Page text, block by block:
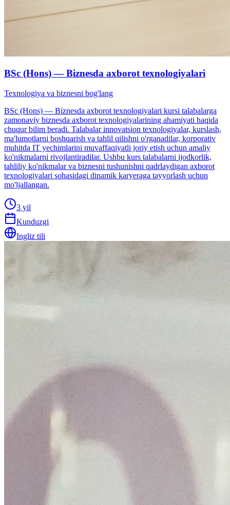
BSc (Hons) — Biznesda axborot texnologiyalari
Texnologiya va biznesni bog'lang
BSc (Hons) — Biznesda axborot texnologiyalari kursi talabalarga
zamonaviy biznesda axborot texnologiyalarining ahamiyati haqida
chuqur bilim beradi. Talabalar innovatsion texnologiyalar, kurslash,
ma'lumotlarni boshqarish va tahlil qilishni o'rganadilar, korporativ
muhitda IT yechimlarini muvaffaqiyatli joriy etish uchun amaliy
ko'nikmalarni rivojlantiradilar. Ushbu kurs talabalarni ijodkorlik,
tahliliy ko'nikmalar va biznesni tushunishni qadrlaydigan axborot
texnologiyalari sohasidagi dinamik karyeraga tayyorlash uchun
mo'ljallangan.
3 yil
Kunduzgi
Ingliz tili